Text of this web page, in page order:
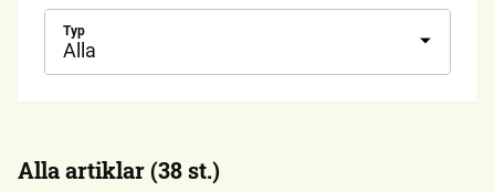
Typ
Alla artiklar (38 st.)